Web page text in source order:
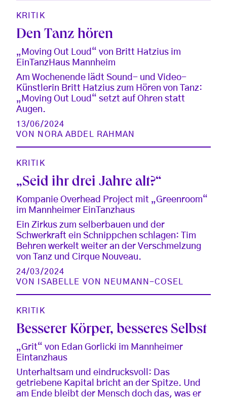
KRITIK
Den Tanz hören
„Moving Out Loud“ von Britt Hatzius im
EinTanzHaus Mannheim
Am Wochenende lädt Sound- und Video-
Künstlerin Britt Hatzius zum Hören von Tanz:
„Moving Out Loud“ setzt auf Ohren statt
Augen.
13/06/2024
VON
NORA ABDEL RAHMAN
KRITIK
„Seid ihr drei Jahre alt?“
Kompanie Overhead Project mit „Greenroom“
im Mannheimer EinTanzhaus
Ein Zirkus zum selberbauen und der
Schwerkraft ein Schnippchen schlagen: Tim
Behren werkelt weiter an der Verschmelzung
von Tanz und Cirque Nouveau.
24/03/2024
VON
ISABELLE VON NEUMANN-COSEL
KRITIK
Besserer Körper, besseres Selbst
„Grit“ von Edan Gorlicki im Mannheimer
Eintanzhaus
Unterhaltsam und eindrucksvoll: Das
getriebene Kapital bricht an der Spitze. Und
am Ende bleibt der Mensch doch das, was er